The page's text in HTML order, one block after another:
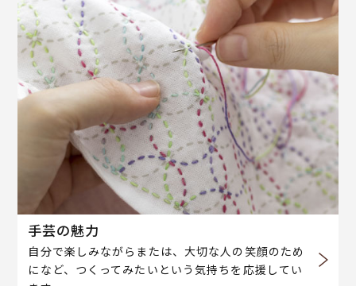
手芸の魅力
自分で楽しみながらまたは、大切な人の笑顔のため
になど、つくってみたいという気持ちを応援してい